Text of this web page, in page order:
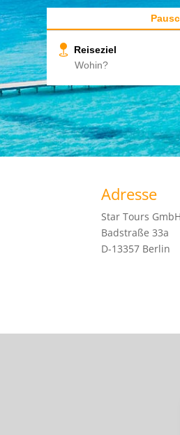
Reiseziel
Adresse
Star Tours GmbH
Badstraße 33a
D-13357 Berlin